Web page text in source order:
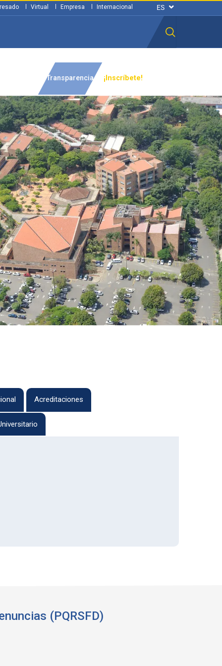
Transparencia ¡Inscríbete!
Virtual Empresa Internacional
Acreditaciones
(PQRSFD)